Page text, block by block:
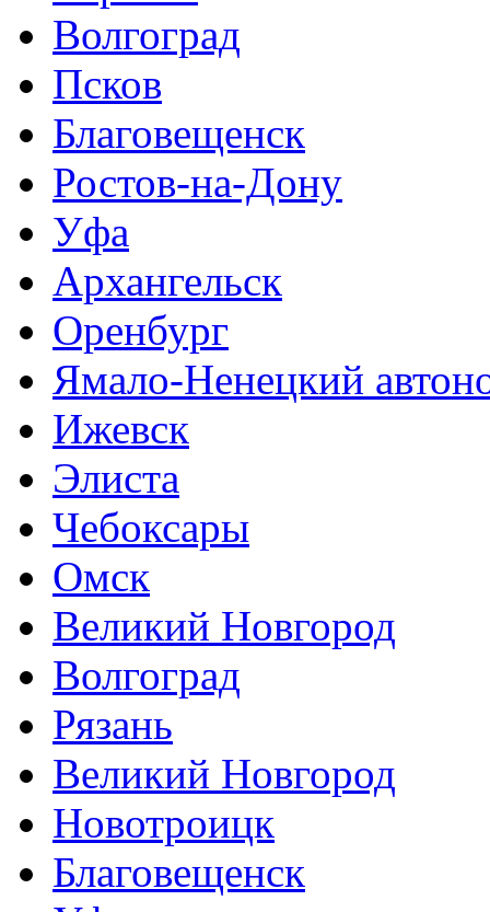
Волгоград
Псков
Благовещенск
Ростов-на-Дону
Уфа
Архангельск
Оренбург
Ямало-Ненецкий
Ижевск
Элиста
Чебоксары
Омск
Великий Новгород
Волгоград
Рязань
Великий Новгород
Новотроицк
Благовещенск